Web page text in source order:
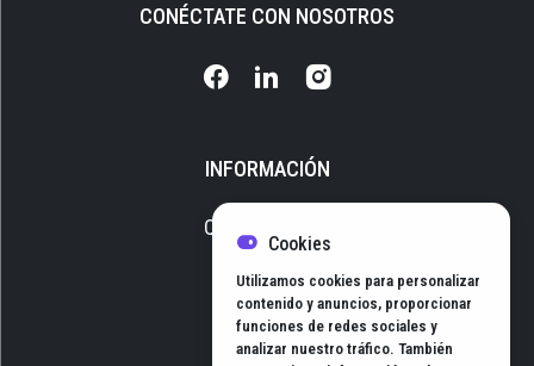
INFORMACIÓN
Quiénes somos
Newsletter
Contacto
CONÉCTATE CON NOSOTROS
Cookies
Utilizamos cookies para personalizar
contenido y anuncios, proporcionar
funciones de redes sociales y
analizar nuestro tráfico. También